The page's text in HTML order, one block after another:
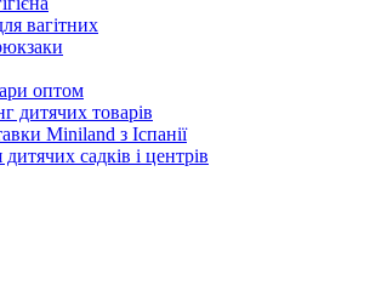
вагітних
оптом
дитячих товарів
Miniland з Іспанії
садків і центрів